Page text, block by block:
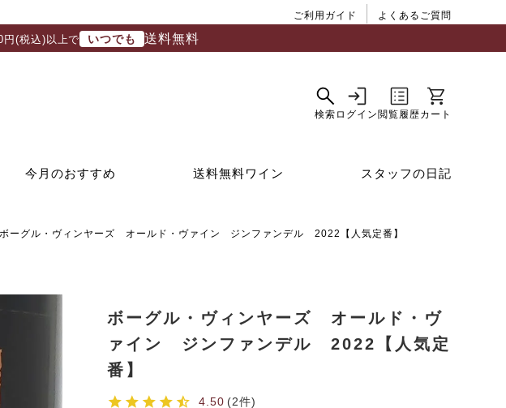
ご利用ガイド よくあるご質問
(税込)以上で いつでも 送料無料
今月のおすすめ 送料無料ワイン スタッフの日記
ボーグル・ヴィンヤーズ オールド・ヴァイン ジンファンデル 2022【人気定番】
ボーグル・ヴィンヤーズ オールド・ヴ
ァイン ジンファンデル 2022【人気定
番】
4.50 2